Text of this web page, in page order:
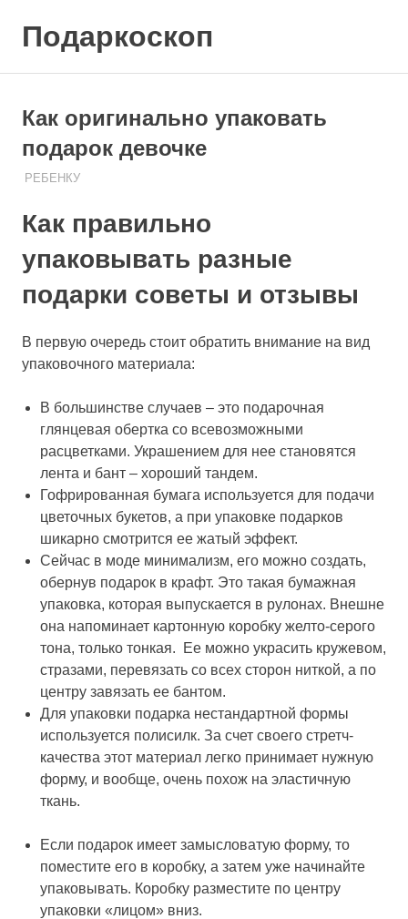
Подаркоскоп
подарить
Как оригинально упаковать
подарок девочке
15.09.2019
ПОДАРЧЕК
РЕБЕНКУ
Как правильно
упаковывать разные
подарки советы и отзывы
В первую очередь стоит обратить внимание на вид
упаковочного материала:
В большинстве случаев – это подарочная
глянцевая обертка со всевозможными
расцветками. Украшением для нее становятся
лента и бант – хороший тандем.
Гофрированная бумага используется для подачи
цветочных букетов, а при упаковке подарков
шикарно смотрится ее жатый эффект.
Сейчас в моде минимализм, его можно создать,
обернув подарок в крафт. Это такая бумажная
упаковка, которая выпускается в рулонах. Внешне
она напоминает картонную коробку желто-серого
тона, только тонкая. Ее можно украсить кружевом,
стразами, перевязать со всех сторон ниткой, а по
центру завязать ее бантом.
Для упаковки подарка нестандартной формы
используется полисилк. За счет своего стретч-
качества этот материал легко принимает нужную
форму, и вообще, очень похож на эластичную
ткань.
Если подарок имеет замысловатую форму, то
поместите его в коробку, а затем уже начинайте
упаковывать. Коробку разместите по центру
упаковки «лицом» вниз.